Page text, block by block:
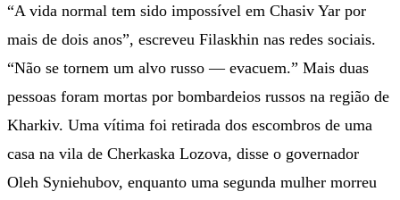
“A vida normal tem sido impossível em Chasiv Yar por
mais de dois anos”, escreveu Filaskhin nas redes sociais.
“Não se tornem um alvo russo — evacuem.” Mais duas
pessoas foram mortas por bombardeios russos na região de
Kharkiv. Uma vítima foi retirada dos escombros de uma
casa na vila de Cherkaska Lozova, disse o governador
Oleh Syniehubov, enquanto uma segunda mulher morreu